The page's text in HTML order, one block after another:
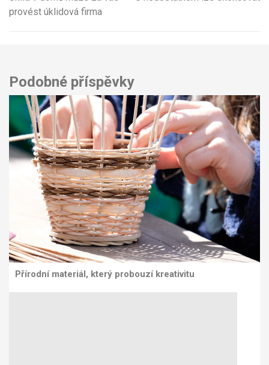
pro
provést úklidová firma
Podobné příspěvky
Přírodní materiál, který probouzí kreativitu